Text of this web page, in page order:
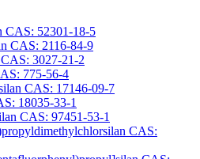
CAS: 52301-18-5
CAS: 2116-84-9
3027-21-2
775-56-4
CAS: 17146-09-7
18035-33-1
CAS: 97451-53-1
CAS: